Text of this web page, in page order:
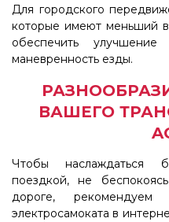
Для городского
которые имеют меньший
обеспечить
маневренность езды.
ВАШЕГО
Чтобы наслаждаться
поездкой, не
дороге,
электросамоката в